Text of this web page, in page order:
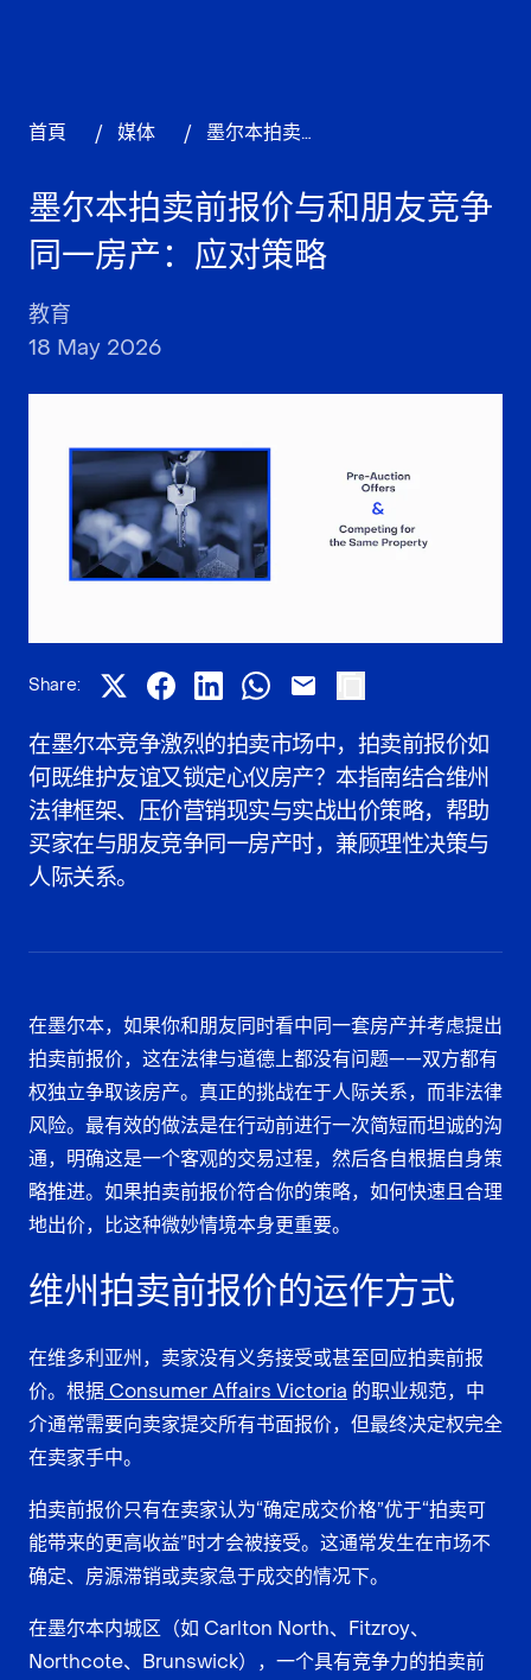
首頁 / 媒体 / 墨尔本拍卖前报价与和朋友竞争同一房产：应对策略
墨尔本拍卖前报价与和朋友竞争
同一房产：应对策略
教育
18 May 2026
Share:
在墨尔本竞争激烈的拍卖市场中，拍卖前报价如
何既维护友谊又锁定心仪房产？本指南结合维州
法律框架、压价营销现实与实战出价策略，帮助
买家在与朋友竞争同一房产时，兼顾理性决策与
人际关系。
在墨尔本，如果你和朋友同时看中同一套房产并考虑提出
拍卖前报价，这在法律与道德上都没有问题——双方都有
权独立争取该房产。真正的挑战在于人际关系，而非法律
风险。最有效的做法是在行动前进行一次简短而坦诚的沟
通，明确这是一个客观的交易过程，然后各自根据自身策
略推进。如果拍卖前报价符合你的策略，如何快速且合理
地出价，比这种微妙情境本身更重要。
维州拍卖前报价的运作方式
在维多利亚州，卖家没有义务接受或甚至回应拍卖前报
价。根据Consumer Affairs Victoria 的职业规范，中
介通常需要向卖家提交所有书面报价，但最终决定权完全
在卖家手中。
拍卖前报价只有在卖家认为“确定成交价格”优于“拍卖可
能带来的更高收益”时才会被接受。这通常发生在市场不
确定、房源滞销或卖家急于成交的情况下。
在墨尔本内城区（如 Carlton North、Fitzroy、
Northcote、Brunswick），一个具有竞争力的拍卖前